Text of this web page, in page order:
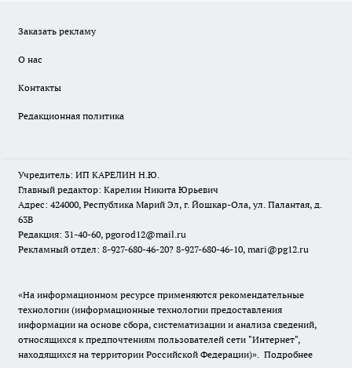
Заказать рекламу
О нас
Контакты
Редакционная политика
Учредитель: ИП КАРЕЛИН Н.Ю.
Главный редактор: Карелин Никита Юрьевич
Адрес: 424000, Республика Марий Эл, г. Йошкар-Ола, ул. Палантая, д.
63В
Редакция: 31-40-60, pgorod12@mail.ru
Рекламный отдел: 8-927-680-46-20? 8-927-680-46-10, mari@pg12.ru
«На информационном ресурсе применяются рекомендательные
технологии (информационные технологии предоставления
информации на основе сбора, систематизации и анализа сведений,
относящихся к предпочтениям пользователей сети "Интернет",
находящихся на территории Российской Федерации)». Подробнее